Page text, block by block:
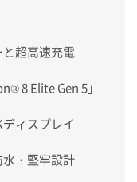
超高速充電
8 Elite Gen 5」
ィスプレイ
・堅牢設計